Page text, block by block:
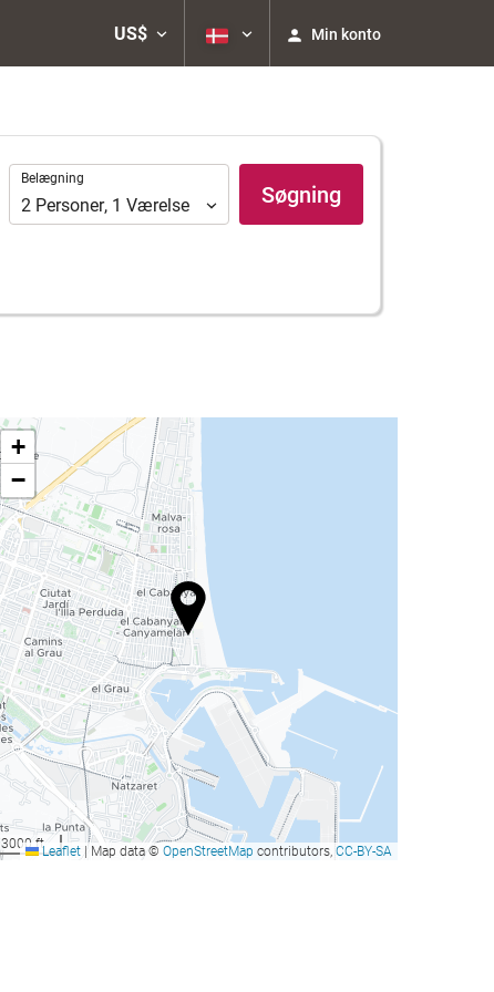
US$ Min konto
Belægning
Belægning
2 Personer, 1 Værelse Søgning
+
−
3000 ftLeaflet Map data © OpenStreetMap contributors, CC-BY-SA